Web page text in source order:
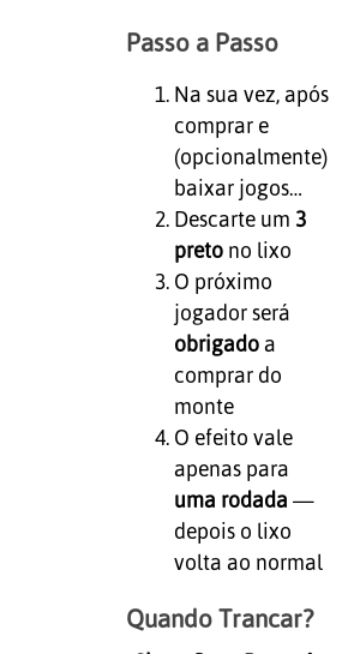
Passo a Passo
Na sua vez, após
comprar e
(opcionalmente)
baixar jogos…
Descarte um 3
pretono lixo
O próximo
jogador será
obrigadoa
comprar do
monte
O efeito vale
apenas para
uma rodada —
depois o lixo
volta ao normal
Quando Trancar?